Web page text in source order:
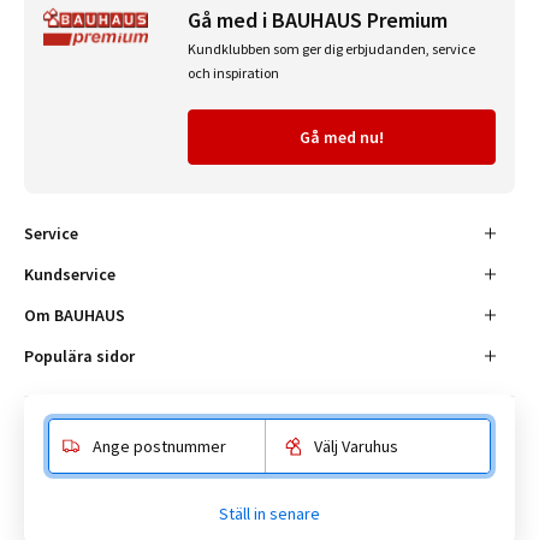
Gå med i BAUHAUS Premium
Kundklubben som ger dig erbjudanden, service
och inspiration
Gå med nu!
Service
Kundservice
Om BAUHAUS
Populära sidor
Enköpingsvägen 41, 177 38 Järfälla.
Ange postnummer Välj Varuhus
Ställ in senare